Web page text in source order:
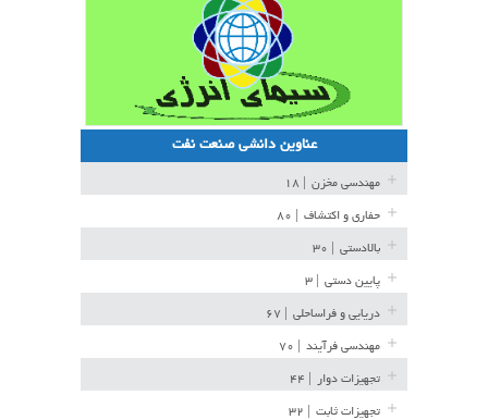
عناوین دانشی صنعت نفت
مهندسی مخزن
حفاری و اکتشاف
بالادستی
پایین دستی
دریایی و فراساحلی
مهندسی فرآیند
تجهیزات دوار
تجهیزات ثابت